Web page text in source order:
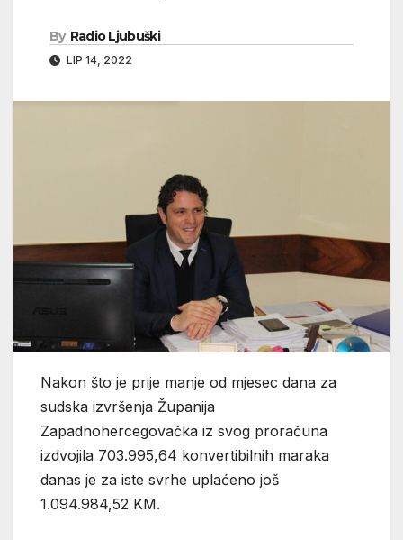
By Radio Ljubuški
LIP 14, 2022
Nakon što je prije manje od mjesec dana za
sudska izvršenja Županija
Zapadnohercegovačka iz svog proračuna
izdvojila 703.995,64 konvertibilnih maraka
danas je za iste svrhe uplaćeno još
1.094.984,52 KM.